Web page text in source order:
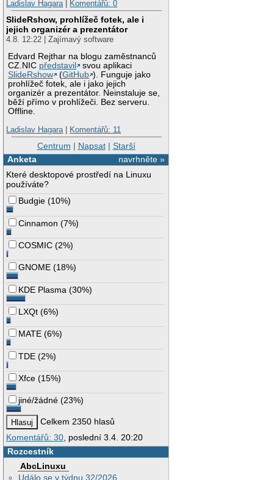
Ladislav Hagara| Komentářů: 0
SlideRshow, prohlížeč fotek, ale i
jejich organizér a prezentátor
4.8. 12:22 | Zajímavý software
Edvard Rejthar na blogu zaměstnanců
CZ.NIC představil
svou aplikaci
SlideRshow
(GitHub ). Funguje jako
prohlížeč fotek, ale i jako jejich
organizér a prezentátor. Neinstaluje se,
běží přímo v prohlížeči. Bez serveru.
Offline.
Ladislav Hagara| Komentářů: 11
Centrum | Napsat| Starší
navrhněte »
Anketa
Které desktopové prostředí na Linuxu
používáte?
Budgie (10%)
Cinnamon (7%)
COSMIC (2%)
GNOME (18%)
KDE Plasma (30%)
LXQt (6%)
MATE (6%)
TDE (2%)
Xfce (15%)
jiné/žádné (23%)
Celkem 2350 hlasů
Komentářů: 30 , poslední 3.4. 20:20
Rozcestník
AbcLinuxu
Událo se v týdnu 32/2026